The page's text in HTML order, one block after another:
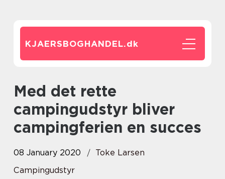
KJAERSBOGHANDEL.dk
Med det rette
campingudstyr bliver
campingferien en succes
08 January 2020
Toke Larsen
Campingudstyr